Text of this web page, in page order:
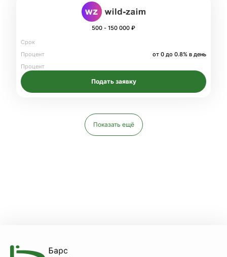
500 - 150 000 ₽
Срок
Процент
от 0 до 0.8% в день
Процент
Подать заявку
Показать ещё